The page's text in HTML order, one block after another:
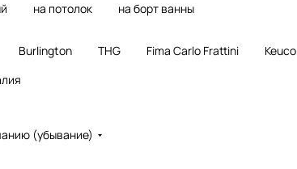
на потолок на борт ванны
Burlington THG Fima Carlo Frattini
Keuco
(убывание)